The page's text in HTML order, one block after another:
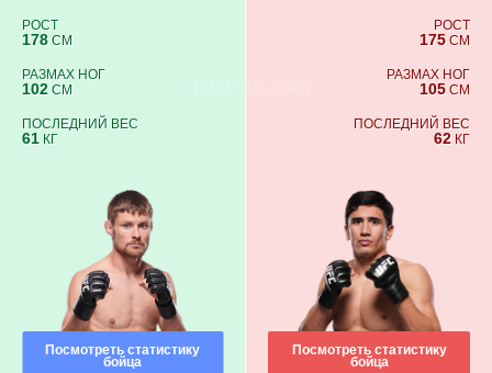
РОСТ
178 СМ
РАЗМАХ НОГ
102 СМ
ПОСЛЕДНИЙ ВЕС
61 КГ
Посмотреть статистику
бойца
РОСТ
175 СМ
РАЗМАХ НОГ
105 СМ
ПОСЛЕДНИЙ ВЕС
62 КГ
Посмотреть статистику
бойца